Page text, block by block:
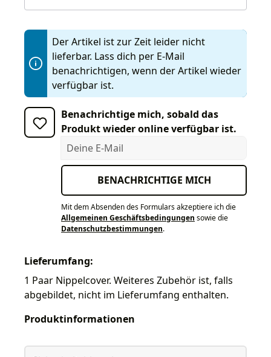
Der Artikel ist zur Zeit leider nicht
lieferbar. Lass dich per E-Mail
benachrichtigen, wenn der Artikel wieder
verfügbar ist.
Benachrichtige mich, sobald das
Produkt wieder online verfügbar ist.
Deine E-Mail
BENACHRICHTIGE MICH
Mit dem Absenden des Formulars akzeptiere ich die
Allgemeinen Geschäftsbedingungen sowie die
Datenschutzbestimmungen.
Lieferumfang:
1 Paar Nippelcover. Weiteres Zubehör ist, falls
abgebildet, nicht im Lieferumfang enthalten.
Produktinformationen